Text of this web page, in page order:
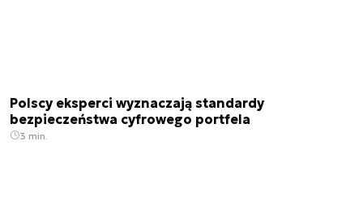
Polscy eksperci wyznaczają standardy
bezpieczeństwa cyfrowego portfela
3 min.